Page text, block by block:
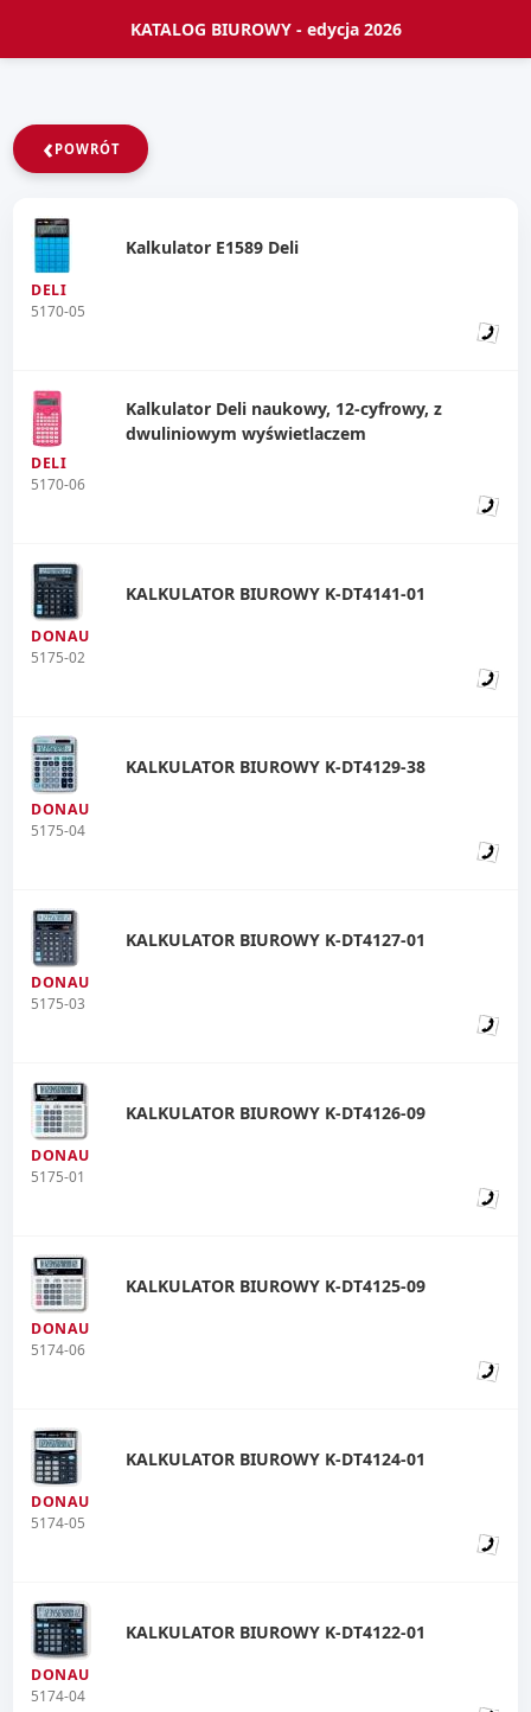
KATALOG BIUROWY - edycja 2026
‹ POWRÓT
Kalkulator E1589 Deli
DELI
5170-05
Kalkulator Deli naukowy, 12-cyfrowy, z
dwuliniowym wyświetlaczem
DELI
5170-06
KALKULATOR BIUROWY K-DT4141-01
DONAU
5175-02
KALKULATOR BIUROWY K-DT4129-38
DONAU
5175-04
KALKULATOR BIUROWY K-DT4127-01
DONAU
5175-03
KALKULATOR BIUROWY K-DT4126-09
DONAU
5175-01
KALKULATOR BIUROWY K-DT4125-09
DONAU
5174-06
KALKULATOR BIUROWY K-DT4124-01
DONAU
5174-05
KALKULATOR BIUROWY K-DT4122-01
DONAU
5174-04